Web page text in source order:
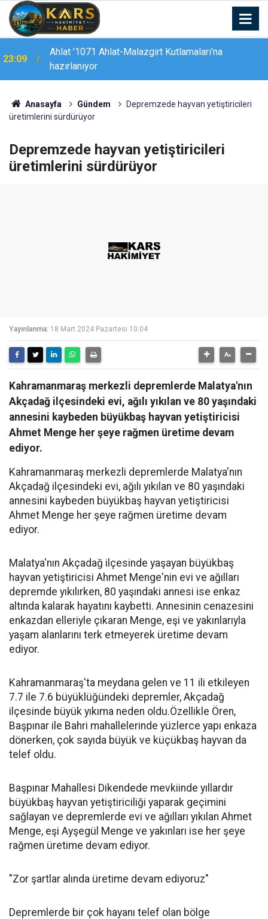
22:44 Tunceli’de "Mameki Fest" coşkusu sürüyor
Anasayfa Gündem
Depremzede hayvan yetiştiricileri
üretimlerini sürdürüyor
Depremzede hayvan yetiştiricileri
üretimlerini sürdürüyor
Yayınlanma: 18 Mart 2024 Pazartesi 10:04
Kahramanmaraş merkezli depremlerde Malatya'nın
Akçadağ ilçesindeki evi, ağılı yıkılan ve 80 yaşındaki
annesini kaybeden büyükbaş hayvan yetiştiricisi
Ahmet Menge her şeye rağmen üretime devam
ediyor.
Kahramanmaraş merkezli depremlerde Malatya'nın
Akçadağ ilçesindeki evi, ağılı yıkılan ve 80 yaşındaki
annesini kaybeden büyükbaş hayvan yetiştiricisi
Ahmet Menge her şeye rağmen üretime devam
ediyor.
Malatya'nın Akçadağ ilçesinde yaşayan büyükbaş
hayvan yetiştiricisi Ahmet Menge'nin evi ve ağılları
depremde yıkılırken, 80 yaşındaki annesi ise enkaz
altında kalarak hayatını kaybetti. Annesinin cenazesini
enkazdan elleriyle çıkaran Menge, eşi ve yakınlarıyla
yaşam alanlarını terk etmeyerek üretime devam
ediyor.
Kahramanmaraş'ta meydana gelen ve 11 ili etkileyen
7.7 ile 7.6 büyüklüğündeki depremler, Akçadağ
ilçesinde büyük yıkıma neden oldu.Özellikle Ören,
Başpınar ile Bahri mahallelerinde yüzlerce yapı enkaza
dönerken, çok sayıda büyük ve küçükbaş hayvan da
telef oldu.
Başpınar Mahallesi Dikendede mevkiinde yıllardır
büyükbaş hayvan yetiştiriciliği yaparak geçimini
sağlayan ve depremlerde evi ve ağılları yıkılan Ahmet
Menge, eşi Ayşegül Menge ve yakınları ise her şeye
rağmen üretime devam ediyor.
"Zor şartlar alında üretime devam ediyoruz"
Depremlerde bir çok hayanı telef olan bölge